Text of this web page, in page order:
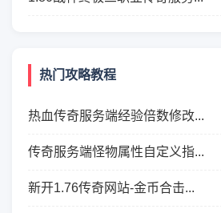
热门攻略教程
热血传奇服务端经验倍数修改...
传奇服务端怪物属性自定义指...
新开1.76传奇网站-金币合击...